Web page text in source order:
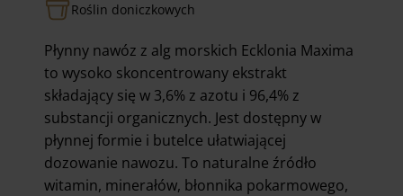
Roślin doniczkowych
Płynny nawóz z alg morskich Ecklonia Maxima
to wysoko skoncentrowany ekstrakt
składający się w 3,6% z azotu i 96,4% z
substancji organicznych. Jest dostępny w
płynnej formie i butelce ułatwiającej
dozowanie nawozu. To naturalne źródło
witamin, minerałów, błonnika pokarmowego,